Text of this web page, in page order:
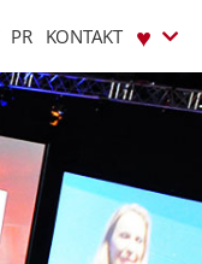
PR KONTAKT ♥︎